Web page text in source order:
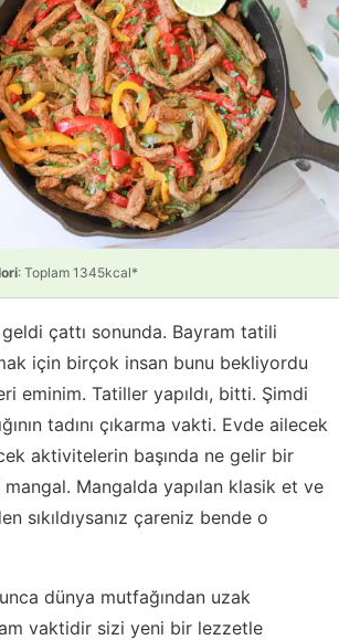
: Toplam 1345kcal*
çattı sonunda. Bayram tatili
için birçok insan bunu bekliyordu
eminim. Tatiller yapıldı, bitti. Şimdi
tadını çıkarma vakti. Evde ailecek
aktivitelerin başında ne gelir bir
Mangalda yapılan klasik et ve
sıkıldıysanız çareniz bende o
dünya mutfağından uzak
vaktidir sizi yeni bir lezzetle